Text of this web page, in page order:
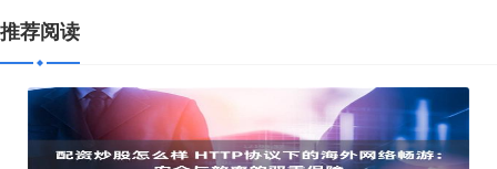
推荐阅读